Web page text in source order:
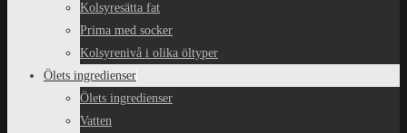
Kolsyresätta fat
Prima med socker
Kolsyrenivå i olika öltyper
Ölets ingredienser
Ölets ingredienser
Vatten